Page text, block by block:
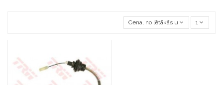
Cena, no lētākās uz dārgāko
1